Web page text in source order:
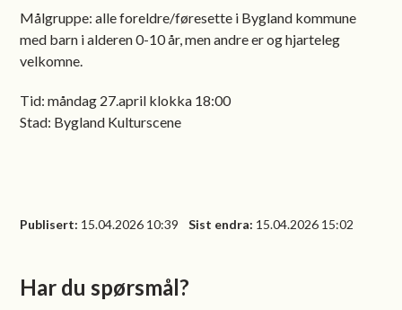
Målgruppe: alle foreldre/føresette i Bygland kommune
med barn i alderen 0-10 år, men andre er og hjarteleg
velkomne.
Tid: måndag 27.april klokka 18:00
Stad: Bygland Kulturscene
Publisert 15.04.2026 10:39 Sist endra 15.04.2026 15:02
Har du spørsmål?